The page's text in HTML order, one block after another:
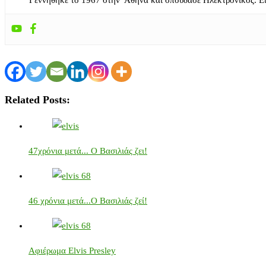
Related Posts:
47χρόνια μετά... Ο Βασιλιάς ζει!
46 χρόνια μετά...Ο Βασιλιάς ζεί!
Αφιέρωμα Elvis Presley